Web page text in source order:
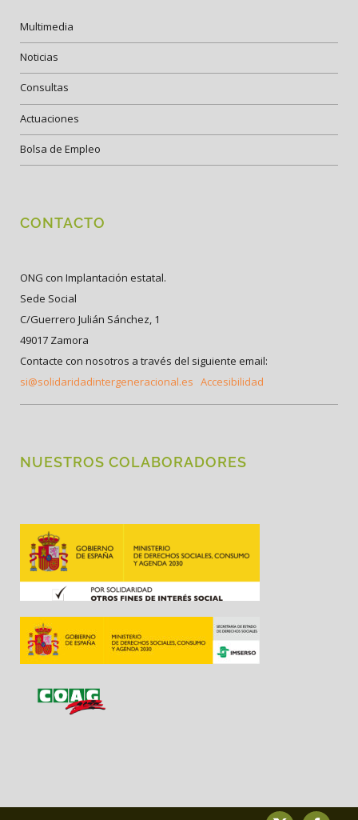
Multimedia
Noticias
Consultas
Actuaciones
Bolsa de Empleo
CONTACTO
ONG con Implantación estatal.
Sede Social
C/Guerrero Julián Sánchez, 1
49017 Zamora
Contacte con nosotros a través del siguiente email:
si@solidaridadintergeneracional.es Accesibilidad
NUESTROS COLABORADORES